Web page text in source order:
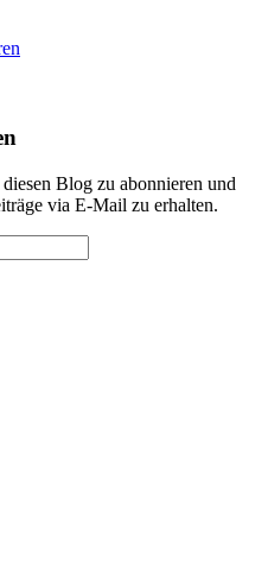
Blog zu abonnieren und
via E-Mail zu erhalten.